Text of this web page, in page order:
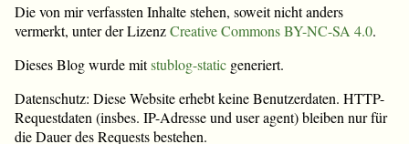
Die von mir verfassten Inhalte stehen, soweit nicht anders
vermerkt, unter der LizenzCreative Commons BY-NC-SA 4.0.
Dieses Blog wurde mitstublog-static generiert.
Datenschutz: Diese Website erhebt keine Benutzerdaten. HTTP-
Requestdaten (insbes. IP-Adresse und user agent) bleiben nur für
die Dauer des Requests bestehen.